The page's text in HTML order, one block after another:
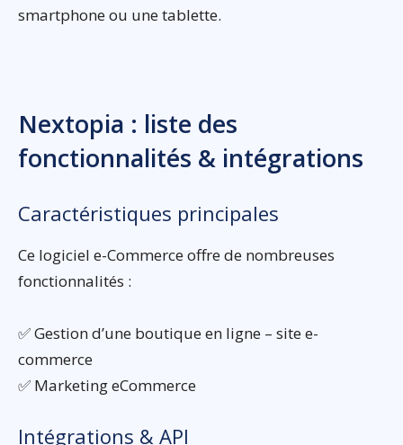
smartphone ou une tablette.
Nextopia : liste des
fonctionnalités & intégrations
Caractéristiques principales
Ce logiciel e-Commerce offre de nombreuses
fonctionnalités :
✅ Gestion d’une boutique en ligne – site e-
commerce
✅ Marketing eCommerce
Intégrations & API